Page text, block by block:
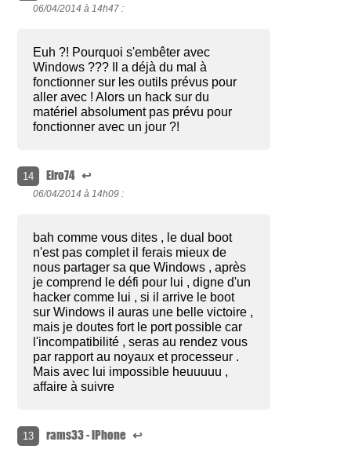
06/04/2014 à 14h47 :
Euh ?! Pourquoi s'embêter avec
Windows ??? Il a déjà du mal à
fonctionner sur les outils prévus pour
aller avec ! Alors un hack sur du
matériel absolument pas prévu pour
fonctionner avec un jour ?!
14 Elro74 ↩
06/04/2014 à 14h09 :
bah comme vous dites , le dual boot
n'est pas complet il ferais mieux de
nous partager sa que Windows , après
je comprend le défi pour lui , digne d'un
hacker comme lui , si il arrive le boot
sur Windows il auras une belle victoire ,
mais je doutes fort le port possible car
l'incompatibilité , seras au rendez vous
par rapport au noyaux et processeur .
Mais avec lui impossible heuuuuu ,
affaire à suivre
13 rams33 - iPhone ↩